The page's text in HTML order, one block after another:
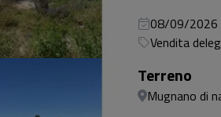
08/09/2026
Vendita
Terreno
Mugnano di